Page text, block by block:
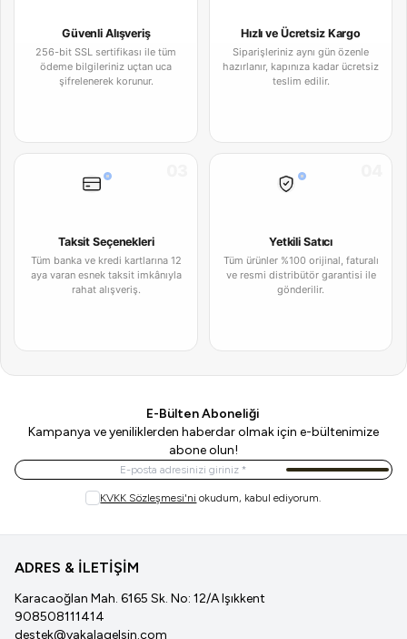
Güvenli Alışveriş
256-bit SSL sertifikası ile tüm
ödeme bilgileriniz uçtan uca
şifrelenerek korunur.
Hızlı ve Ücretsiz Kargo
Siparişleriniz aynı gün özenle
hazırlanır, kapınıza kadar ücretsiz
teslim edilir.
Taksit Seçenekleri
Tüm banka ve kredi kartlarına 12
aya varan esnek taksit imkânıyla
rahat alışveriş.
Yetkili Satıcı
Tüm ürünler %100 orijinal, faturalı
ve resmi distribütör garantisi ile
gönderilir.
E-Bülten Aboneliği
Kampanya ve yeniliklerden haberdar olmak için e-bültenimize
abone olun!
Kayıt Ol
KVKK Sözleşmesi'ni okudum, kabul ediyorum.
ADRES & İLETİŞİM
Karacaoğlan Mah. 6165 Sk. No: 12/A Işıkkent
908508111414
destek@yakalagelsin.com